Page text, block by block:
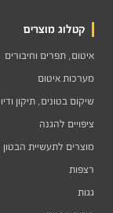
קטלוג מוצרים
איטום, תפרים וחיבורים
מערכות איטום
שיקום בטונים, תיקון
ציפויים להגנה
מוצרים לתעשיית הבטון
רצפות
גגות